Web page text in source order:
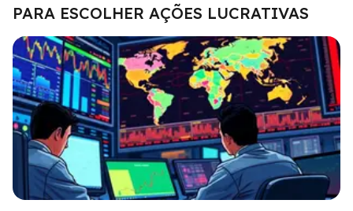
PARA ESCOLHER AÇÕES LUCRATIVAS